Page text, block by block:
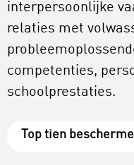
interpersoonlijke
relaties met
competenties,
schoolprestaties.
Top tien